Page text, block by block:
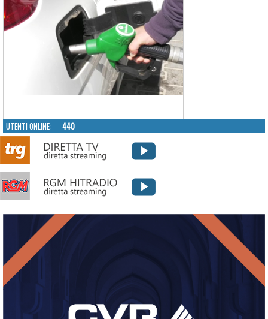
UTENTI ONLINE: 440